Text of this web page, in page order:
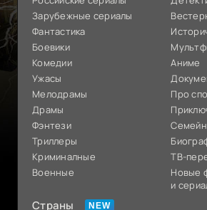
Зарубежные сериалы
Фантастика
Боевики
Комедии
Ужасы
Мелодрамы
Драмы
Фэнтези
Триллеры
Криминалные
Военные
Аниме
Про
ТВ-
Новые
и
Страны